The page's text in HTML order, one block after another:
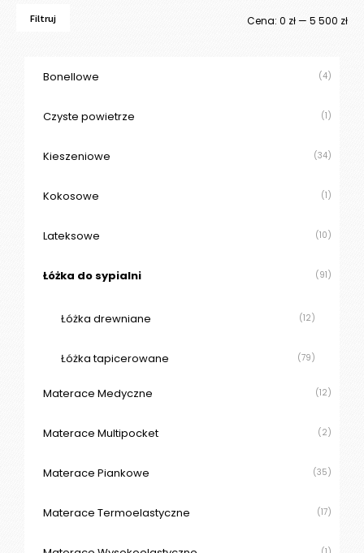
Filtruj Cena: 0 zł— 5 500 zł
Bonellowe (4)
Czyste powietrze (1)
Kieszeniowe (34)
Kokosowe (1)
Lateksowe (10)
Łóżka do sypialni (91)
Łóżka drewniane (12)
Łóżka tapicerowane (79)
Materace Medyczne (12)
Materace Multipocket (2)
Materace Piankowe (35)
Materace Termoelastyczne (17)